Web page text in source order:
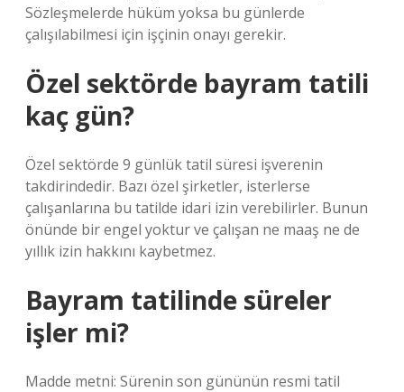
Sözleşmelerde hüküm yoksa bu günlerde
çalışılabilmesi için işçinin onayı gerekir.
Özel sektörde bayram tatili
kaç gün?
Özel sektörde 9 günlük tatil süresi işverenin
takdirindedir. Bazı özel şirketler, isterlerse
çalışanlarına bu tatilde idari izin verebilirler. Bunun
önünde bir engel yoktur ve çalışan ne maaş ne de
yıllık izin hakkını kaybetmez.
Bayram tatilinde süreler
işler mi?
Madde metni: Sürenin son gününün resmi tatil